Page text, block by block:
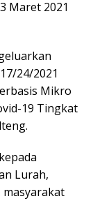
Maret 2021
24/2021
Mikro
19 Tingkat
Lurah,